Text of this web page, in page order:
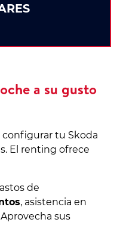
a su gusto
tu Skoda
El renting ofrece
de
, asistencia en
sus